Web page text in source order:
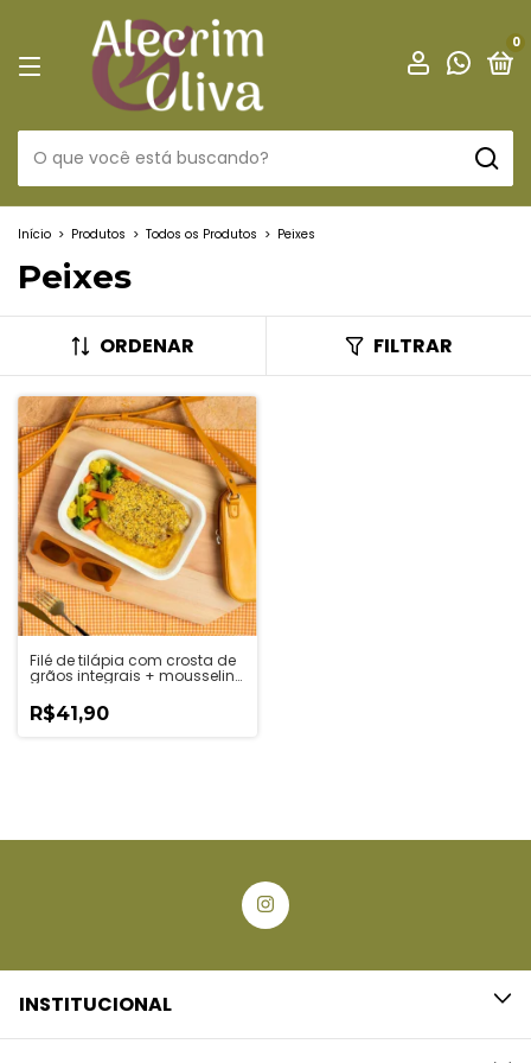
0
Início > Produtos > Todos os Produtos > Peixes
Peixes
ORDENAR FILTRAR
Filé de tilápia com crosta de
grãos integrais + mousseline
legumes no azeite anti-
inflamatório
R$41,90
INSTITUCIONAL